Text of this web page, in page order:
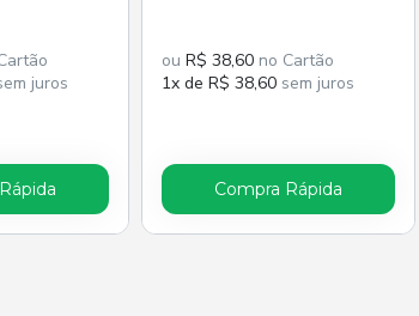
juros
ou R$ 38,60 no Cartão
1x de R$ 38,60 sem juros
Compra Rápida